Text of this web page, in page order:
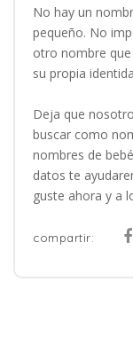
No hay un
pequeño. No
otro nombre
su propia
Deja que
buscar como
nombres de
datos te
guste ahora y a
compartir: